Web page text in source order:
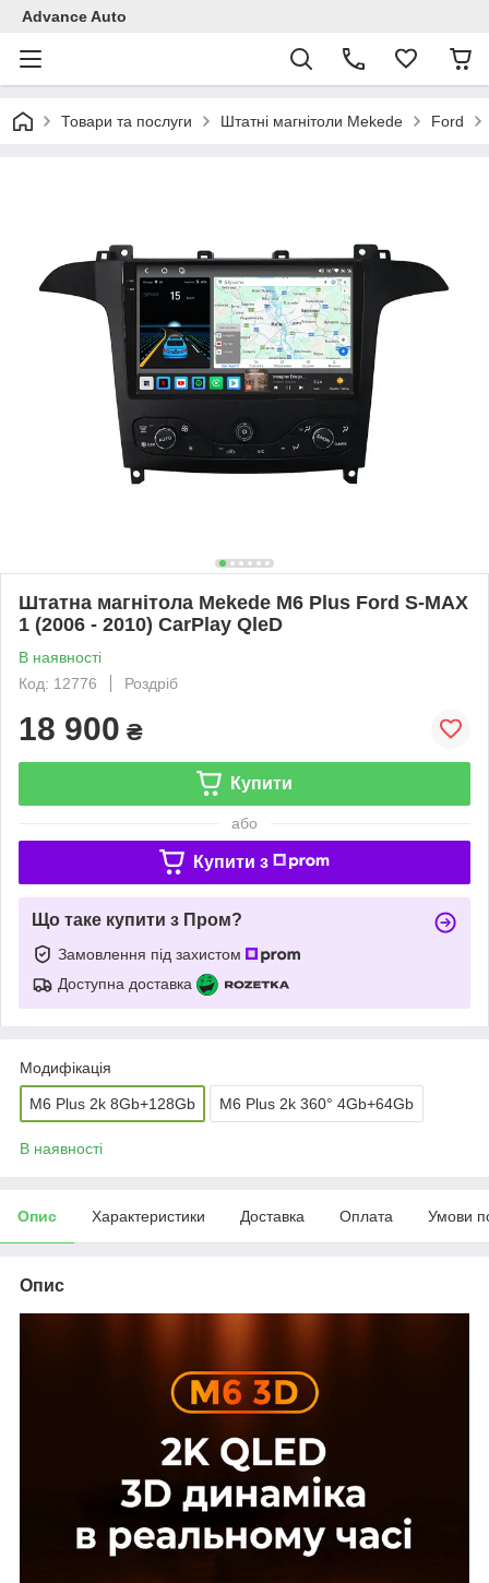
Advance Auto
Товари та послуги Штатні магнітоли Mekede Ford
Штатна магнітола Mekede M6 Plus Ford S-MAX
1 (2006 - 2010) CarPlay QleD
В наявності
Код: 12776
Роздріб
18 900 ₴
Купити
або
Купити з
Що таке купити з Пром?
Замовлення під захистом
Доступна доставка
Модифікація
M6 Plus 2k 8Gb+128Gb M6 Plus 2k 360° 4Gb+64Gb
В наявності
Опис Характеристики Доставка Оплата Умови
Опис